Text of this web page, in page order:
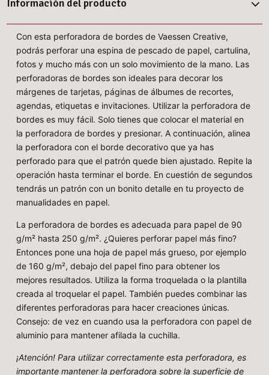
Información del producto
Con esta perforadora de bordes de Vaessen Creative,
podrás perforar una espina de pescado de papel, cartulina,
fotos y mucho más con un solo movimiento de la mano. Las
perforadoras de bordes son ideales para decorar los
márgenes de tarjetas, páginas de álbumes de recortes,
agendas, etiquetas e invitaciones. Utilizar la perforadora de
bordes es muy fácil. Solo tienes que colocar el material en
la perforadora de bordes y presionar. A continuación, alinea
la perforadora con el borde decorativo que ya has
perforado para que el patrón quede bien ajustado. Repite la
operación hasta terminar el borde. En cuestión de segundos
tendrás un patrón con un bonito detalle en tu proyecto de
manualidades en papel.
La perforadora de bordes es adecuada para papel de 90
g/m² hasta 250 g/m². ¿Quieres perforar papel más fino?
Entonces pone una hoja de papel más grueso, por ejemplo
de 160 g/m², debajo del papel fino para obtener los
mejores resultados. Utiliza la forma troquelada o la plantilla
creada al troquelar el papel. También puedes combinar las
diferentes perforadoras para hacer creaciones únicas.
Consejo: de vez en cuando usa la perforadora con papel de
aluminio para mantener afilada la cuchilla.
¡Atención! Para utilizar correctamente esta perforadora, es
importante mantener la perforadora sobre la superficie de